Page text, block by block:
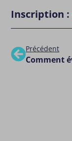
Inscription :
Précédent